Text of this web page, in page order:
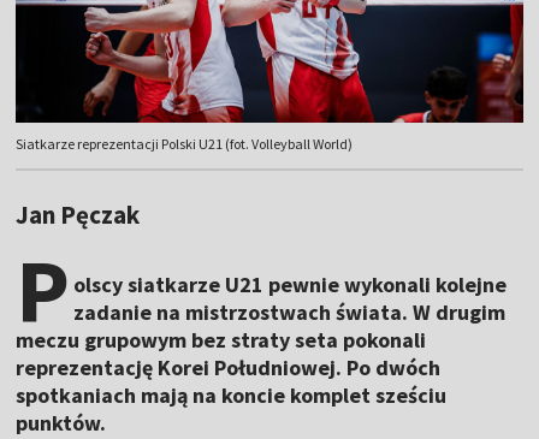
Siatkarze reprezentacji Polski U21 (fot. Volleyball World)
Jan Pęczak
P olscy siatkarze U21 pewnie wykonali kolejne
zadanie na mistrzostwach świata. W drugim
meczu grupowym bez straty seta pokonali
reprezentację Korei Południowej. Po dwóch
spotkaniach mają na koncie komplet sześciu
punktów.